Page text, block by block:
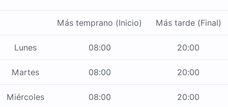
Más temprano (Inicio) Más tarde (Final)
Lunes 08:00 20:00
Martes 08:00 20:00
Miércoles 08:00 20:00